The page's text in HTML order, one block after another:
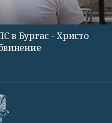
в Бургас - Христо